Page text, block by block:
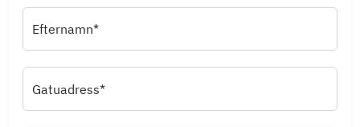
Efternamn*
Gatuadress*